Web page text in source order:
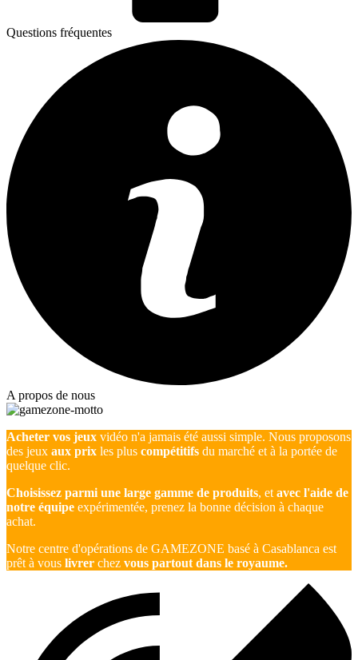
Questions fréquentes
A propos de nous
Acheter vos jeux vidéo n'a jamais été aussi simple. Nous proposons
des jeux aux prix les plus compétitifs du marché et à la portée de
quelque clic.
Choisissez parmi une large gamme de produits, et avec l'aide de
notre équipe expérimentée, prenez la bonne décision à chaque
achat.
Notre centre d'opérations de GAMEZONE basé à Casablanca est
prêt à vous livrer chez vous partout dans le royaume.